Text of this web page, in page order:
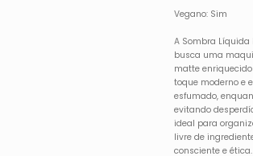
Vegano: Sim
A Sombra Líquida
busca uma
matte
toque moderno e
esfumado,
evitando
ideal para
livre de
consciente e ética.